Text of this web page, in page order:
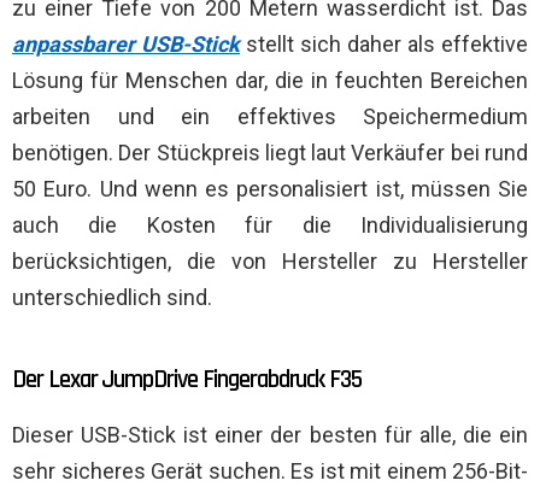
zu einer Tiefe von 200 Metern wasserdicht ist. Das
anpassbarer USB-Stickstellt sich daher als effektive
Lösung für Menschen dar, die in feuchten Bereichen
arbeiten und ein effektives Speichermedium
benötigen. Der Stückpreis liegt laut Verkäufer bei rund
50 Euro. Und wenn es personalisiert ist, müssen Sie
auch die Kosten für die Individualisierung
berücksichtigen, die von Hersteller zu Hersteller
unterschiedlich sind.
Der Lexar JumpDrive Fingerabdruck F35
Dieser USB-Stick ist einer der besten für alle, die ein
sehr sicheres Gerät suchen. Es ist mit einem 256-Bit-